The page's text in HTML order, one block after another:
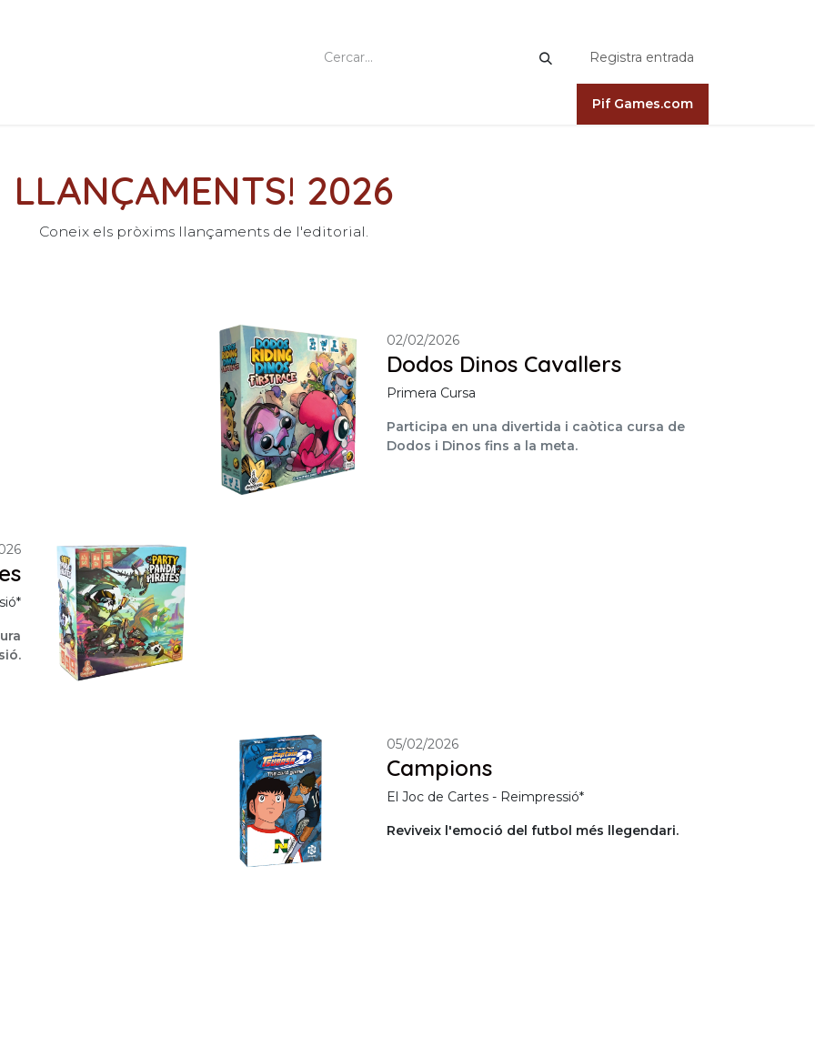
Registra entrada
Pif Games.com
LLANÇAMENTS! 2026
Coneix els pròxims llançaments de l'editorial.
02/02/2026
Dodos Dinos Cavallers
Primera Cursa
Participa en una divertida i caòtica cursa de
Dodos i Dinos fins a la meta.
05/02/2026
Campions
El Joc de Cartes - Reimpressió*
Reviveix l'emoció del futbol més llegendari.